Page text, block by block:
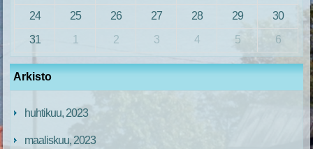
24
25 26 27 28 29
30
31
1 2 3 4 5 6
Arkisto
huhtikuu, 2023
maaliskuu, 2023